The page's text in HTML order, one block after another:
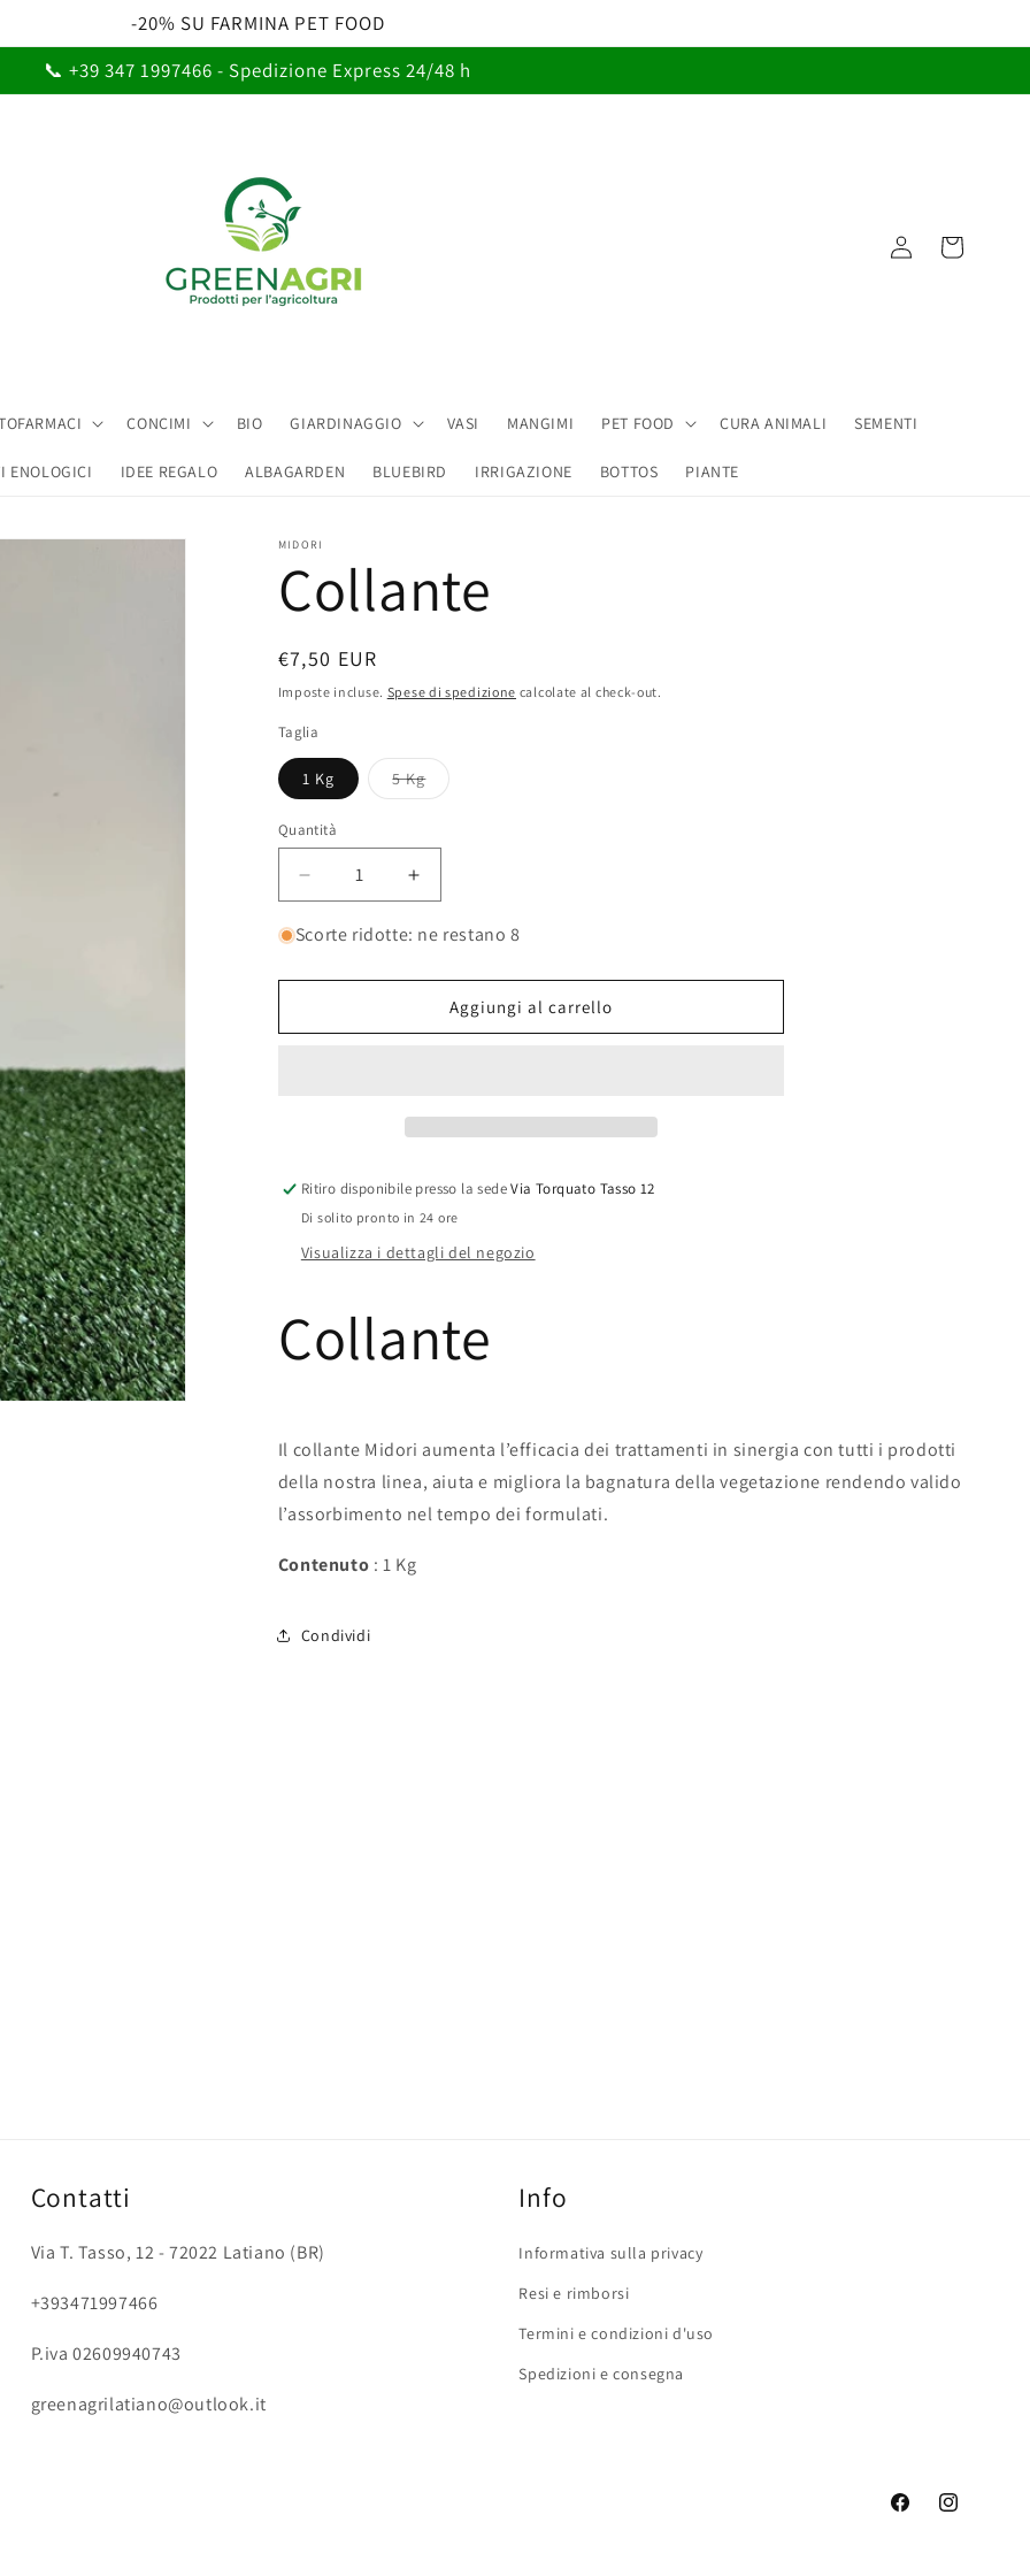
-20% SU FARMINA PET FOOD
📞 +39 347 1997466 - Spedizione Express 24/48 h
CONCIMI BIO GIARDINAGGIO VASI MANGIMI PET FOOD CURA ANIMALI SEMENTI
ENOLOGICI IDEE REGALO ALBAGARDEN BLUEBIRD IRRIGAZIONE BOTTOS PIANTE
Accedi Carrello
MIDORI
Collante
Prezzo
di
listino
€7,50 EUR
Imposte incluse. Spese di spedizione calcolate al check-out.
Taglia
1 Kg 5 KgVariante
esaurita
Quantità
Quantità
Diminuisci
quantità
per
Aumenta
quantità
per
Scorte ridotte: ne restano 8
Aggiungi al carrello
Ritiro disponibile presso la sedeVia Torquato Tasso 12
Di solito pronto in 24 ore
Visualizza i dettagli del negozio
Collante
Il collante Midori aumenta l’efficacia dei trattamenti in sinergia con tutti i prodotti
della nostra linea, aiuta e migliora la bagnatura della vegetazione rendendo valido
l’assorbimento nel tempo dei formulati.
Contenuto : 1 Kg
Condividi
Contatti
Via T. Tasso, 12 - 72022 Latiano (BR)
+393471997466
P.iva 02609940743
greenagrilatiano@outlook.it
Info
Informativa sulla privacy
Resi e rimborsi
Termini e condizioni d'uso
Spedizioni e consegna
FacebookInstagram